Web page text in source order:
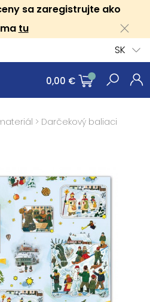
sa zaregistrujte ako
tu
SK
0,00 €
> Darčekový baliaci